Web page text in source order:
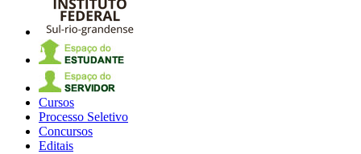
Cursos
Processo Seletivo
Concursos
Editais